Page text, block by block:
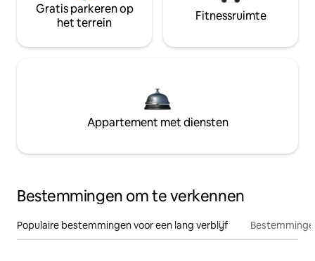
Gratis parkeren op
het terrein
Fitnessruimte
Appartement met diensten
Bestemmingen om te verkennen
Populaire bestemmingen voor een lang verblijf